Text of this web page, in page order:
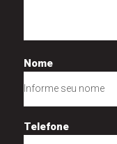
Nome
Telefone